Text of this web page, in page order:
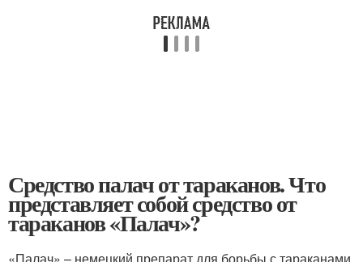
Средство палач от тараканов. Что
представляет собой средство от
тараканов «Палач»?